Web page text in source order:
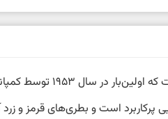
در سال ۱۹۵۳ توسط کمپانی
پرکاربرد است و بطری‌های قرمز و